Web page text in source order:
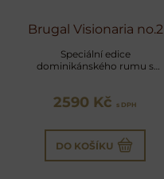
Brugal Visionaria no.2
Speciální edice
dominikánského rumu s
2590 Kč s DPH
DO KOŠÍKU